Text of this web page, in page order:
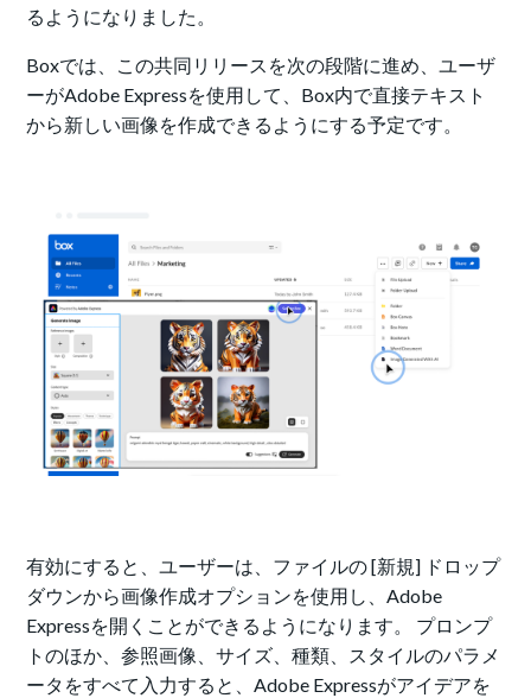
るようになりました。
Boxでは、この共同リリースを次の段階に進め、ユーザ
ーがAdobe Expressを使用して、Box内で直接テキスト
から新しい画像を作成できるようにする予定です。
有効にすると、ユーザーは、ファイルの [新規] ドロップ
ダウンから画像作成オプションを使用し、Adobe
Expressを開くことができるようになります。 プロンプ
トのほか、参照画像、サイズ、種類、スタイルのパラメ
ータをすべて入力すると、Adobe Expressがアイデアを